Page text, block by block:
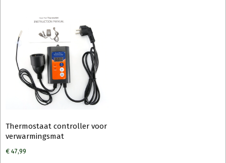
Thermostaat controller voor
verwarmingsmat
€ 47,99